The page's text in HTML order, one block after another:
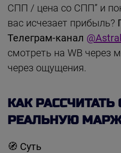
СПП / цена со СПП” и
вас исчезает прибыль?
Телеграм-канал
смотреть на WB через
через ощущения.
КАК РАССЧИТАТЬ
РЕАЛЬНУЮ
🧭 Суть